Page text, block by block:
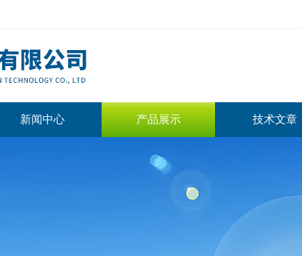
新闻中心 产品展示 技术文章